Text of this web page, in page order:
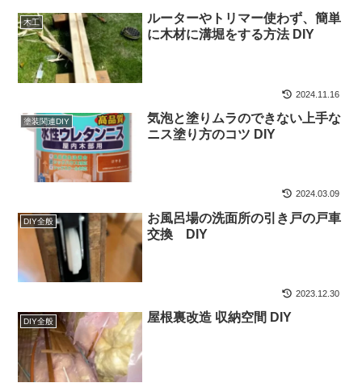
木工
ルーターやトリマー使わず、簡単
に木材に溝堀をする方法 DIY
2024.11.16
塗装関連DIY
気泡と塗りムラのできない上手な
ニス塗り方のコツ DIY
2024.03.09
DIY全般
お風呂場の洗面所の引き戸の戸車
交換 DIY
2023.12.30
DIY全般 屋根裏改造 収納空間 DIY